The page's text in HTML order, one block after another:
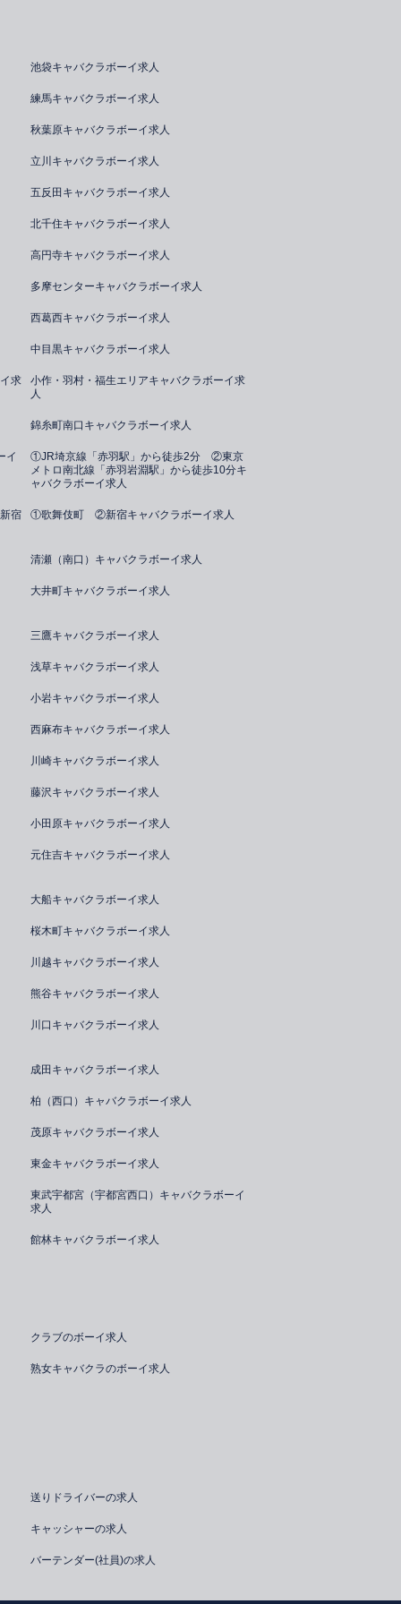
池袋キャバクラボーイ求人
練馬キャバクラボーイ求人
秋葉原キャバクラボーイ求人
立川キャバクラボーイ求人
五反田キャバクラボーイ求人
北千住キャバクラボーイ求人
高円寺キャバクラボーイ求人
多摩センターキャバクラボーイ求人
西葛西キャバクラボーイ求人
中目黒キャバクラボーイ求人
求
小作・羽村・福生エリアキャバクラボーイ求
人
錦糸町南口キャバクラボーイ求人
イ
①JR埼京線「赤羽駅」から徒歩2分 ②東京
メトロ南北線「赤羽岩淵駅」から徒歩10分キ
ャバクラボーイ求人
宿 ①歌舞伎町 ②新宿キャバクラボーイ求人
清瀬（南口）キャバクラボーイ求人
大井町キャバクラボーイ求人
三鷹キャバクラボーイ求人
浅草キャバクラボーイ求人
小岩キャバクラボーイ求人
西麻布キャバクラボーイ求人
川崎キャバクラボーイ求人
藤沢キャバクラボーイ求人
小田原キャバクラボーイ求人
元住吉キャバクラボーイ求人
大船キャバクラボーイ求人
桜木町キャバクラボーイ求人
川越キャバクラボーイ求人
熊谷キャバクラボーイ求人
川口キャバクラボーイ求人
成田キャバクラボーイ求人
柏（西口）キャバクラボーイ求人
茂原キャバクラボーイ求人
東金キャバクラボーイ求人
東武宇都宮（宇都宮西口）キャバクラボーイ
求人
館林キャバクラボーイ求人
クラブのボーイ求人
熟女キャバクラのボーイ求人
送りドライバーの求人
キャッシャーの求人
バーテンダー(社員)の求人